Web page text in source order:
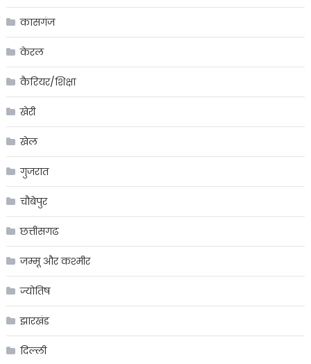
कासगंज
केरल
कैरियर/शिक्षा
खेरी
खेल
गुजरात
चौबेपुर
छत्तीसगढ
जम्मू और कश्मीर
ज्योतिष
झारखंड
दिल्ली